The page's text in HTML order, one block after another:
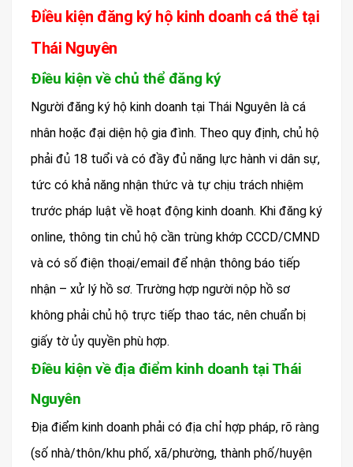
Điều kiện đăng ký hộ kinh doanh cá thể tại
Thái Nguyên
Điều kiện về chủ thể đăng ký
Người đăng ký hộ kinh doanh tại Thái Nguyên là cá
nhân hoặc đại diện hộ gia đình. Theo quy định, chủ hộ
phải đủ 18 tuổi và có đầy đủ năng lực hành vi dân sự,
tức có khả năng nhận thức và tự chịu trách nhiệm
trước pháp luật về hoạt động kinh doanh. Khi đăng ký
online, thông tin chủ hộ cần trùng khớp CCCD/CMND
và có số điện thoại/email để nhận thông báo tiếp
nhận – xử lý hồ sơ. Trường hợp người nộp hồ sơ
không phải chủ hộ trực tiếp thao tác, nên chuẩn bị
giấy tờ ủy quyền phù hợp.
Điều kiện về địa điểm kinh doanh tại Thái
Nguyên
Địa điểm kinh doanh phải có địa chỉ hợp pháp, rõ ràng
(số nhà/thôn/khu phố, xã/phường, thành phố/huyện